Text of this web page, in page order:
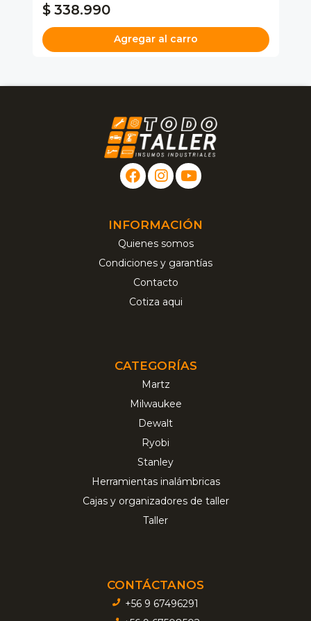
$ 338.990
Agregar al carro
INFORMACIÓN
Quienes somos
Condiciones y garantías
Contacto
Cotiza aqui
CATEGORÍAS
Martz
Milwaukee
Dewalt
Ryobi
Stanley
Herramientas inalámbricas
Cajas y organizadores de taller
Taller
CONTÁCTANOS
+56 9 67496291